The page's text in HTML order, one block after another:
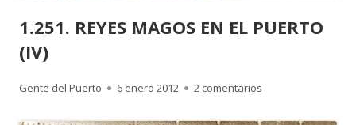
1.251. REYES MAGOS EN EL PUERTO
(IV)
Autor
Gente del Puerto
Publicado
6 enero 2012 2 comentarios